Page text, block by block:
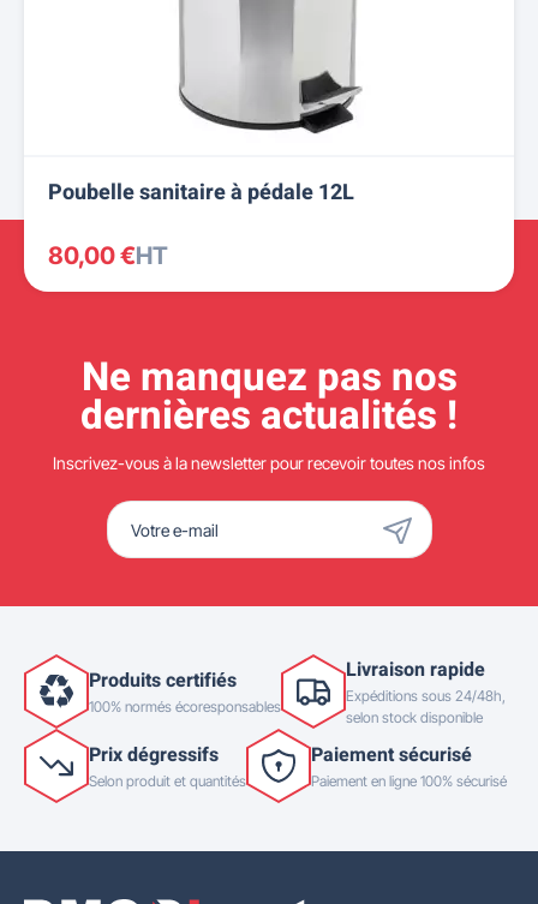
Poubelle sanitaire à pédale 12L
80,00 €HT
Ne manquez pas nos
dernières actualités !
Inscrivez-vous à la newsletter pour recevoir toutes nos infos
Produits certifiés
100% normés écoresponsables
Livraison rapide
Expéditions sous 24/48h,
selon stock disponible
Prix dégressifs
Selon produit et quantités
Paiement sécurisé
Paiement en ligne 100% sécurisé